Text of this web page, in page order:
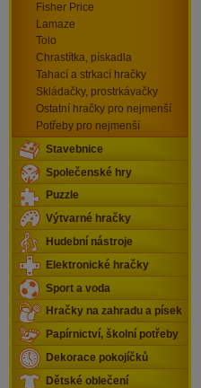
Fisher Price
Lamaze
Tolo
Chrastítka, pískadla
Tahací a strkací hračky
Skládačky, prostrkávačky
Ostatní hračky pro nejmenší
Potřeby pro nejmenší
Stavebnice
Společenské hry
Puzzle
Výtvarné hračky
Hudební nástroje
Elektronické hračky
Sport a voda
Hračky na zahradu a písek
Papírnictví, školní potřeby
Dekorace pokojíčků
Dětské oblečení